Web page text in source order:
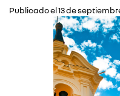
Publicado el 13 de